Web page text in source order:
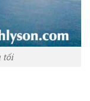
tối